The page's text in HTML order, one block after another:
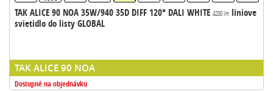
TAK ALICE 90 NOA 35W/940 35D DIFF 120° DALI WHITE 4200 lmliniove
svietidlo do listy GLOBAL
TAK ALICE 90 NOA
Dostupné na objednávku